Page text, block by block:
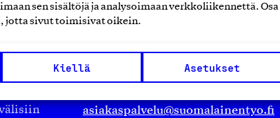
sen sisältöjä ja analysoimaan verkkoliikennettä. Osa
jotta sivut toimisivat oikein.
Kiellä Asetukset
Suomalainen työ ry
00130 Helsinki
asiakaspalvelu@suomalainentyo.fi